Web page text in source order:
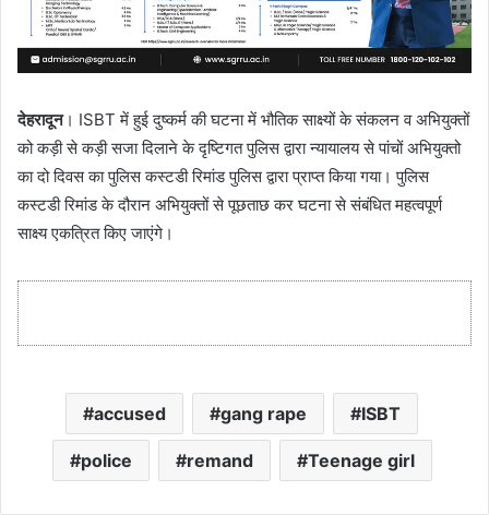
देहरादून। ISBT में हुई दुष्कर्म की घटना में भौतिक साक्ष्यों के संकलन व अभियुक्तों
को कड़ी से कड़ी सजा दिलाने के दृष्टिगत पुलिस द्वारा न्यायालय से पांचों अभियुक्तो
का दो दिवस का पुलिस कस्टडी रिमांड पुलिस द्वारा प्राप्त किया गया। पुलिस
कस्टडी रिमांड के दौरान अभियुक्तों से पूछताछ कर घटना से संबंधित महत्वपूर्ण
साक्ष्य एकत्रित किए जाएंगे।
accused gang rape ISBT
police remand Teenage girl